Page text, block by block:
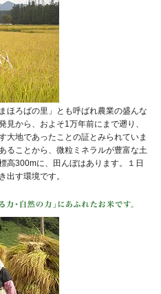
ほろばの里」とも呼ばれ農業の盛んな
から、およそ1万年前にまで遡り、
大地であったことの証とみられていま
ることから、微粒ミネラルが豊富な土
高300mに、田んぼはあります。１日
出す環境です。